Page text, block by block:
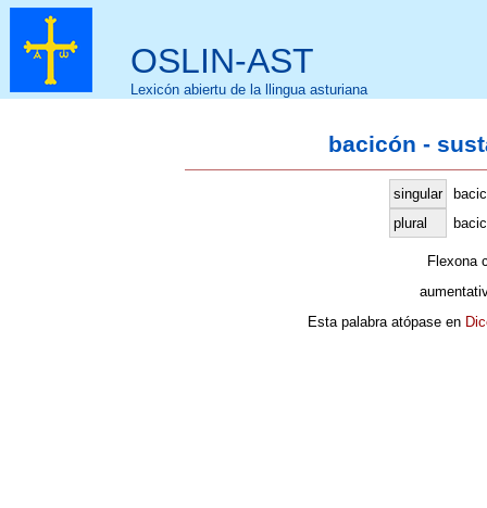
OSLIN-AST
Lexicón abiertu de la llingua asturiana
bacicón -
singular
plural
Flexona
Esta palabra atópase en